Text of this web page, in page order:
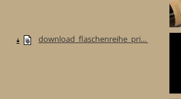
download_flaschenreihe_pri...